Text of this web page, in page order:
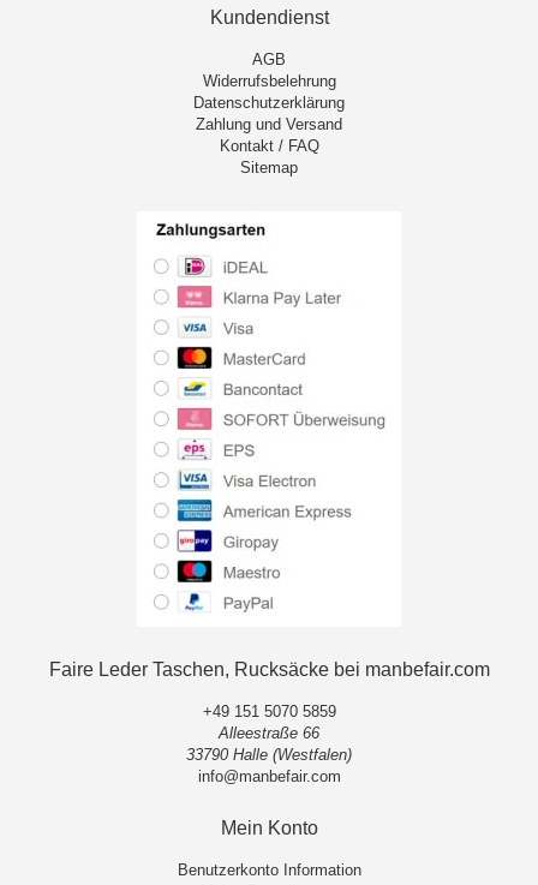
Kundendienst
AGB
Widerrufsbelehrung
Datenschutzerklärung
Zahlung und Versand
Kontakt / FAQ
Sitemap
Faire Leder Taschen, Rucksäcke bei manbefair.com
+49 151 5070 5859
Alleestraße 66
33790 Halle (Westfalen)
info@manbefair.com
Mein Konto
Benutzerkonto Information